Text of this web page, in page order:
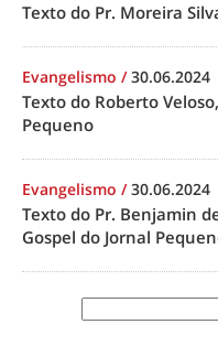
Texto do Pr. Moreira
Evangelismo /30.06.2024
Texto do Roberto
Pequeno
Evangelismo /30.06.2024
Texto do Pr. Benjamin
Gospel do Jornal